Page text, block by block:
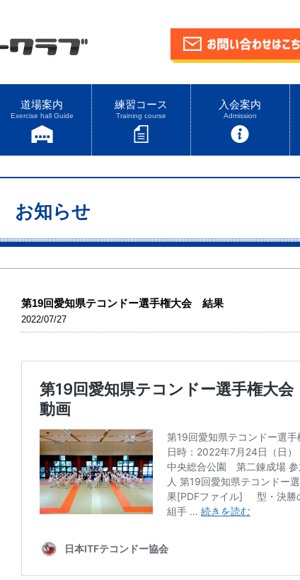
道場案内
Exercise hall Guide
練習コース
Training course
入会案内
Admission
お知らせ
第19回愛知県テコンドー選手権大会 結果
2022/07/27